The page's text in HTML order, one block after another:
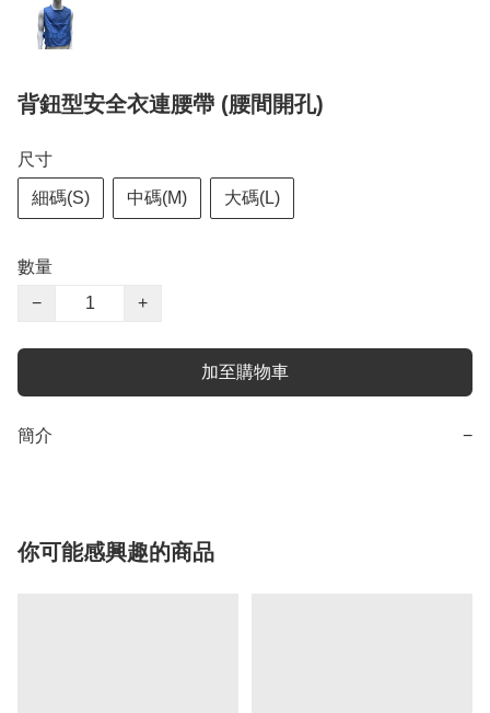
背鈕型安全衣連腰帶 (腰間開孔)
尺寸
細碼(S) 中碼(M) 大碼(L)
數量
−
+
加至購物車
簡介 −
你可能感興趣的商品